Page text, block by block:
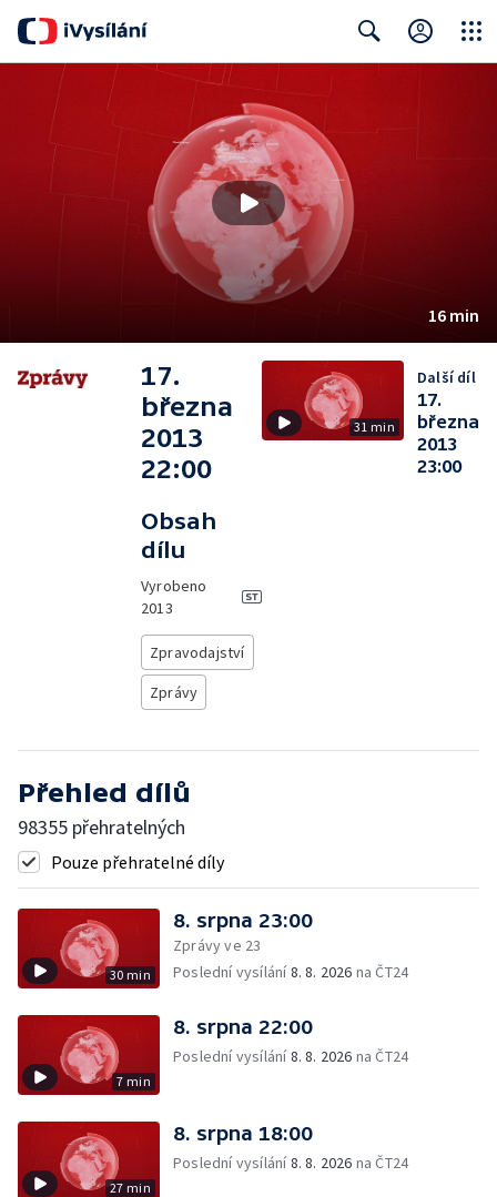
16 min
17.
března
2013
22:00
Obsah
dílu
Vyrobeno
2013
Zpravodajství
Zprávy
31 min
Další díl
17.
března
2013
23:00
Přehled dílů
98355 přehratelných
Pouze přehratelné díly
30 min
8. srpna 23:00
Zprávy ve 23
Poslední vysílání8. 8. 2026 na ČT24
7 min
8. srpna 22:00
Poslední vysílání8. 8. 2026 na ČT24
27 min
8. srpna 18:00
Poslední vysílání8. 8. 2026 na ČT24